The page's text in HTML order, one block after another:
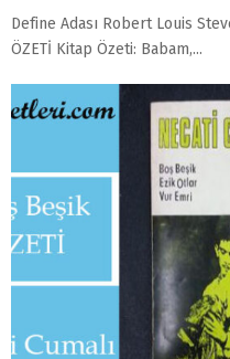
Define Adası Robert Louis
ÖZETİ Kitap Özeti: Babam,...